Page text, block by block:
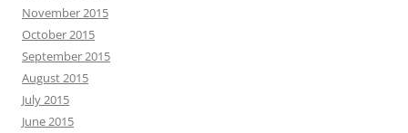
November 2015
October 2015
September 2015
August 2015
July 2015
June 2015